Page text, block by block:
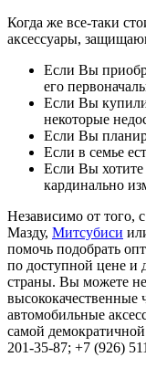
Когда же все-таки
аксессуары,
Если Вы
его
Если Вы
некоторые
Если Вы
Если в семье
Если Вы хотите
кардинально
Независимо от того,
Мазду, Митсубиси
помочь подобрать
по доступной цене и
страны. Вы можете
высококачественные
автомобильные
самой
201-35-87; +7 (926)